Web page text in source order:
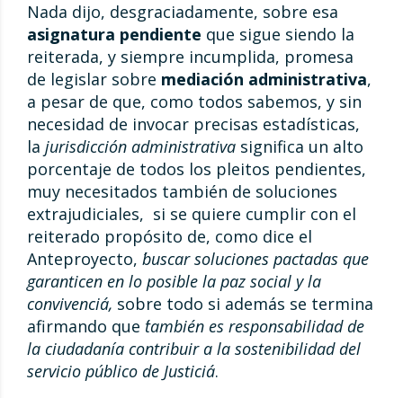
Nada dijo, desgraciadamente, sobre esa
asignatura pendiente que sigue siendo la
reiterada, y siempre incumplida, promesa
de legislar sobre mediación administrativa,
a pesar de que, como todos sabemos, y sin
necesidad de invocar precisas estadísticas,
la jurisdicción administrativa significa un alto
porcentaje de todos los pleitos pendientes,
muy necesitados también de soluciones
extrajudiciales, si se quiere cumplir con el
reiterado propósito de, como dice el
Anteproyecto, ´buscar soluciones pactadas que
garanticen en lo posible la paz social y la
convivencia´, sobre todo si además se termina
afirmando que ´también es responsabilidad de
la ciudadanía contribuir a la sostenibilidad del
servicio público de Justicia´.